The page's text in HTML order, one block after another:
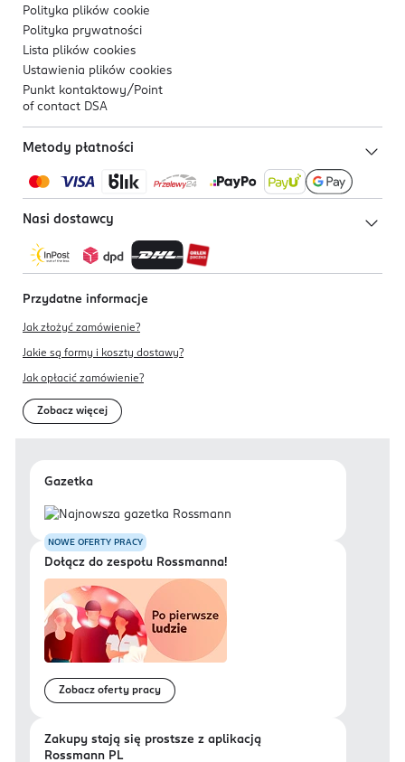
Polityka plików cookie
Polityka prywatności
Lista plików cookies
Ustawienia plików cookies
Punkt kontaktowy/ Point
of contact DSA
Metody płatności
Nasi dostawcy
Przydatne informacje
Jak złożyć zamówienie?
Jakie są formy i koszty dostawy?
Jak opłacić zamówienie?
Zobacz więcej
Gazetka
NOWE OFERTY PRACY
Dołącz do zespołu Rossmanna!
Zobacz oferty pracy
Zakupy stają się prostsze z aplikacją
Rossmann PL